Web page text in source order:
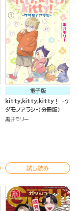
電子版
kitty,kitty,kitty！ -ケ
ダモノアラシ-（分冊版）
黒井モリー
試し読み